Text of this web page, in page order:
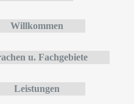
Willkommen
u. Fachgebiete
Leistungen